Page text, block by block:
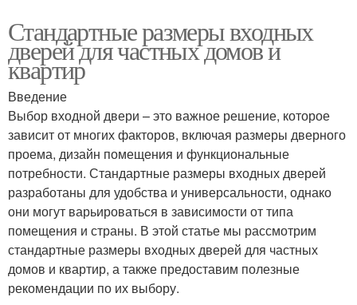
Стандартные размеры входных
дверей для частных домов и
квартир
Введение
Выбор входной двери – это важное решение, которое
зависит от многих факторов, включая размеры дверного
проема, дизайн помещения и функциональные
потребности. Стандартные размеры входных дверей
разработаны для удобства и универсальности, однако
они могут варьироваться в зависимости от типа
помещения и страны. В этой статье мы рассмотрим
стандартные размеры входных дверей для частных
домов и квартир, а также предоставим полезные
рекомендации по их выбору.